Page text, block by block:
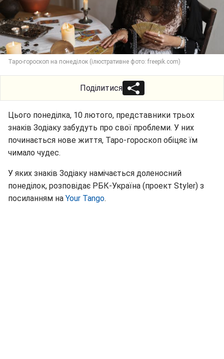
Таро-гороскоп на понеділок (ілюстративне фото: freepik.com)
Поділитися
Цього понеділка, 10 лютого, представники трьох
знаків Зодіаку забудуть про свої проблеми. У них
починається нове життя, Таро-гороскоп обіцяє їм
чимало чудес.
У яких знаків Зодіаку намічається доленосний
понеділок, розповідає РБК-Україна (проект Styler) з
посиланням на Your Tango.